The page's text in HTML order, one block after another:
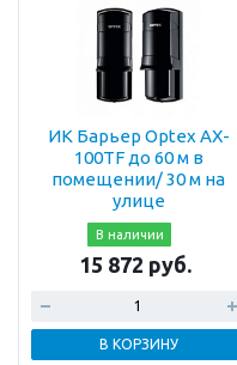
ИК Барьер Optex AX-
100TF до 60 м в
помещении/ 30 м на
улице
В наличии
15 872 руб.
В КОРЗИНУ